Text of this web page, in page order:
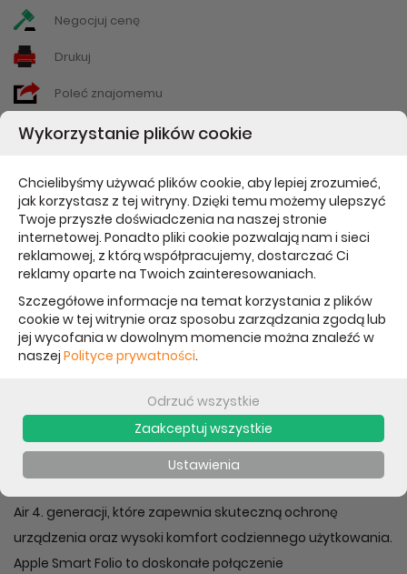
Negocjuj cenę
Drukuj
Poleć znajomemu
OPISPARAMETRY BEZPIECZEŃSTWO PRODUKTU
Powód wyprzedaży:
Bez opakowania
Outlet Smart Folio do
iPad Air 4. gen. Apple -
Marine Blue - bez
opakowania
Air 4. generacji, które zapewnia skuteczną ochronę
urządzenia oraz wysoki komfort codziennego użytkowania.
Apple Smart Folio to doskonałe połączenie
Wykorzystanie plików cookie
Chcielibyśmy używać plików cookie, aby lepiej zrozumieć,
jak korzystasz z tej witryny. Dzięki temu możemy ulepszyć
Twoje przyszłe doświadczenia na naszej stronie
internetowej. Ponadto pliki cookie pozwalają nam i sieci
reklamowej, z którą współpracujemy, dostarczać Ci
reklamy oparte na Twoich zainteresowaniach.
Szczegółowe informacje na temat korzystania z plików
cookie w tej witrynie oraz sposobu zarządzania zgodą lub
jej wycofania w dowolnym momencie można znaleźć w
naszej Polityce prywatności.
Odrzuć wszystkie
Zaakceptuj wszystkie
Ustawienia